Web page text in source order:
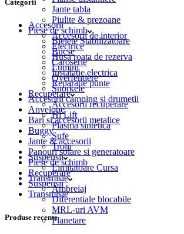
Jante tabla
Piulite & prezoane
Piese de schimb
Bielete Stabilizatoare
Bucse
Caroserie
Instalatie electrica
Reparatie punte
Recuperare
Accesorii recuperare
Hi Lift
Plasma sintetica
Sufe
Trolii
Suspensii
Limitatoare Cursa
Transmisie
Ambreiaj
Diferentiale blocabile
MRL-uri AVM
Planetare
Categorii
Accesorii
Accesorii de interior
Electrice
Husa roata de rezerva
Lumini
Overfendere
Snorkele
Accesorii camping si drumetii
Anvelope
Bari si accesorii metalice
Buggy
Jante & accesorii
Panouri solare si generatoare
Piese de schimb
Recuperare
Suspensii
Transmisie
Produse recente